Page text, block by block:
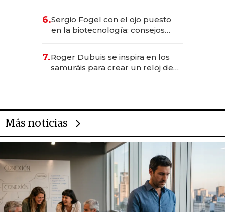
6.Sergio Fogel con el ojo puesto
en la biotecnología: consejos
rol de la IA
7.Roger Dubuis se inspira en los
samuráis para crear un reloj de
Más noticias